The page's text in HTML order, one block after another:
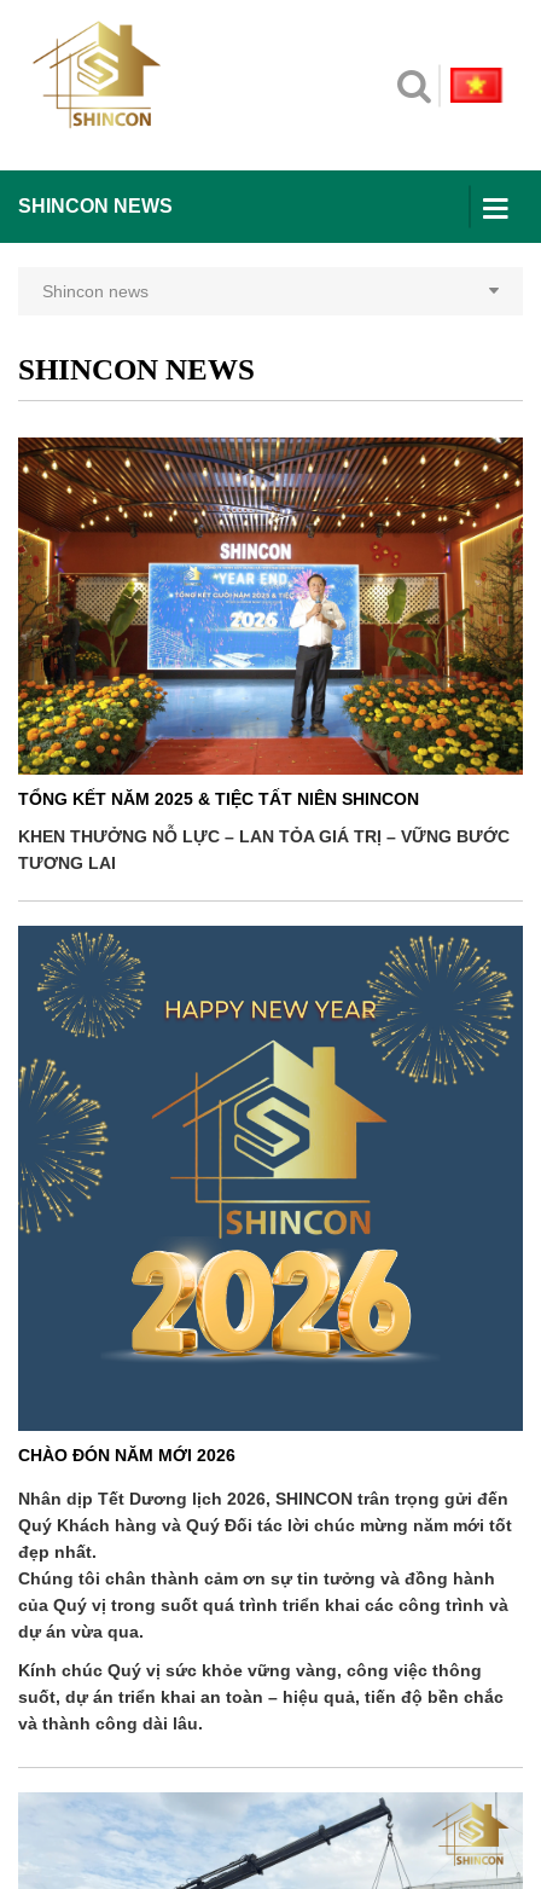
SHINCON NEWS
Shincon news
SHINCON NEWS
TỔNG KẾT NĂM 2025 & TIỆC TẤT NIÊN SHINCON
KHEN THƯỞNG NỖ LỰC – LAN TỎA GIÁ TRỊ – VỮNG BƯỚC
TƯƠNG LAI
CHÀO ĐÓN NĂM MỚI 2026
Nhân dịp Tết Dương lịch 2026, SHINCON trân trọng gửi đến
Quý Khách hàng và Quý Đối tác lời chúc mừng năm mới tốt
đẹp nhất.
Chúng tôi chân thành cảm ơn sự tin tưởng và đồng hành
của Quý vị trong suốt quá trình triển khai các công trình và
dự án vừa qua.
Kính chúc Quý vị sức khỏe vững vàng, công việc thông
suốt, dự án triển khai an toàn – hiệu quả, tiến độ bền chắc
và thành công dài lâu.